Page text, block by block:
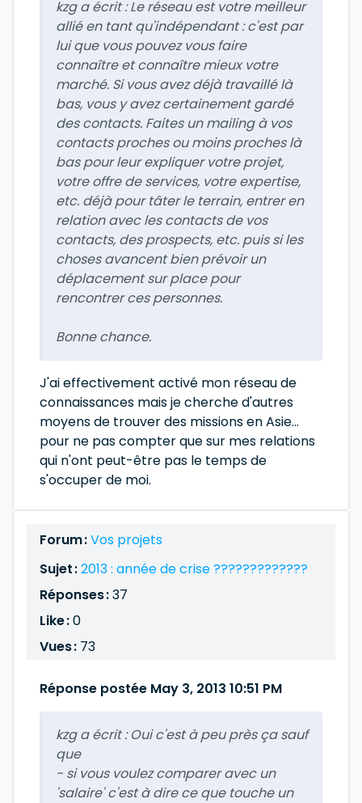
kzg a écrit :Le réseau est votre meilleur
allié en tant qu'indépendant : c'est par
lui que vous pouvez vous faire
connaître et connaître mieux votre
marché. Si vous avez déjà travaillé là
bas, vous y avez certainement gardé
des contacts. Faites un mailing à vos
contacts proches ou moins proches là
bas pour leur expliquer votre projet,
votre offre de services, votre expertise,
etc. déjà pour tâter le terrain, entrer en
relation avec les contacts de vos
contacts, des prospects, etc. puis si les
choses avancent bien prévoir un
déplacement sur place pour
rencontrer ces personnes.
Bonne chance.
J'ai effectivement activé mon réseau de
connaissances mais je cherche d'autres
moyens de trouver des missions en Asie...
pour ne pas compter que sur mes relations
qui n'ont peut-être pas le temps de
s'occuper de moi.
Forum :Vos projets
Sujet :2013 : année de crise ?????????????
Réponses :37
Like :0
Vues : 73
Réponse postée May 3, 2013 10:51 PM
kzg a écrit :Oui c'est à peu près ça sauf
que
- si vous voulez comparer avec un
'salaire' c'est à dire ce que touche un